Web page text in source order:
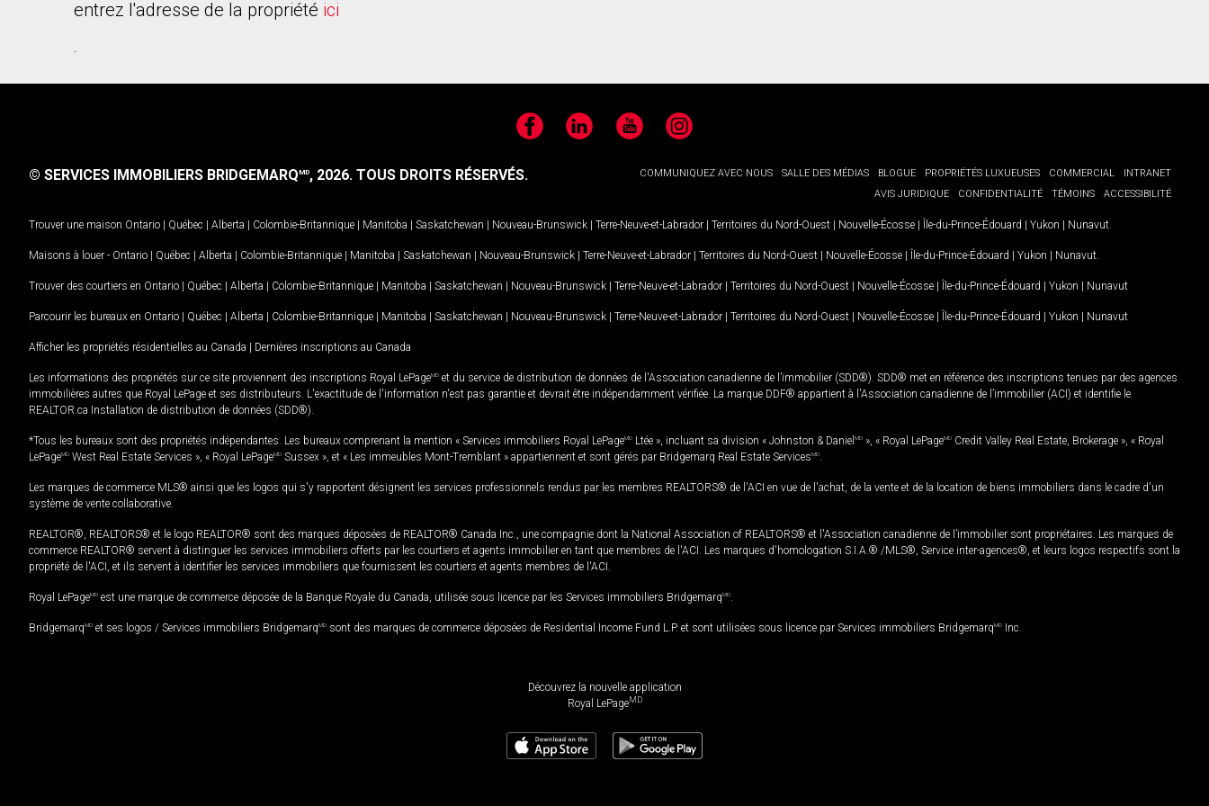
entrez l'adresse de la propriété ici
.
FacebookLinkedIn YouTubeInstagram
COMMUNIQUEZ AVEC NOUS SALLE DES MÉDIAS BLOGUE PROPRIÉTÉS LUXUEUSES COMMERCIAL
INTRANET
AVIS JURIDIQUE
CONFIDENTIALITÉ TÉMOINS ACCESSIBILITÉ
© SERVICES IMMOBILIERS BRIDGEMARQMD, 2026. TOUS DROITS RÉSERVÉS.
Trouver une maison Ontario | Québec | Alberta | Colombie-Britannique | Manitoba | Saskatchewan | Nouveau-Brunswick | Terre-Neuve-et-Labrador | Territoires du Nord-Ouest | Nouvelle-Écosse | Île-du-Prince-Édouard | Yukon | Nunavut
Maisons à louer - Ontario | Québec | Alberta | Colombie-Britannique | Manitoba | Saskatchewan | Nouveau-Brunswick | Terre-Neuve-et-Labrador | Territoires du Nord-Ouest | Nouvelle-Écosse | Île-du-Prince-Édouard | Yukon | Nunavut
Trouver des courtiers en Ontario | Québec | Alberta | Colombie-Britannique | Manitoba | Saskatchewan | Nouveau-Brunswick | Terre-Neuve-et-Labrador | Territoires du Nord-Ouest | Nouvelle-Écosse | Île-du-Prince-Édouard | Yukon | Nunavut
Parcourir les bureaux en Ontario | Québec | Alberta | Colombie-Britannique | Manitoba | Saskatchewan | Nouveau-Brunswick | Terre-Neuve-et-Labrador | Territoires du Nord-Ouest | Nouvelle-Écosse | Île-du-Prince-Édouard | Yukon | Nunavut
Afficher les propriétés résidentielles au Canada | Dernières inscriptions au Canada
Les informations des propriétés sur ce site proviennent des inscriptions Royal LePageMD et du service de distribution de données de l'Association canadienne de l’immobilier (SDD®). SDD® met en référence des inscriptions tenues par des agences
immobilières autres que Royal LePage et ses distributeurs. L'exactitude de l'information n'est pas garantie et devrait être indépendamment vérifiée. La marque DDF® appartient à l'Association canadienne de l’immobilier (ACI) et identifie le
REALTOR.ca Installation de distribution de données (SDD®).
*Tous les bureaux sont des propriétés indépendantes. Les bureaux comprenant la mention « Services immobiliers Royal LePageMD Ltée », incluant sa division « Johnston & Daniel MD », « Royal LePageMD Credit Valley Real Estate, Brokerage », « Royal
LePageMD West Real Estate Services », « Royal LePageMD Sussex », et « Les immeubles Mont-Tremblant » appartiennent et sont gérés par Bridgemarq Real Estate ServicesMD
Les marques de commerce MLS® ainsi que les logos qui s'y rapportent désignent les services professionnels rendus par les membres REALTORS® de l'ACI en vue de l'achat, de la vente et de la location de biens immobiliers dans le cadre d'un
système de vente collaborative.
REALTOR®, REALTORS® et le logo REALTOR® sont des marques déposées de REALTOR® Canada Inc., une compagnie dont la National Association of REALTORS® et l'Association canadienne de l’immobilier sont propriétaires. Les marques de
commerce REALTOR® servent à distinguer les services immobiliers offerts par les courtiers et agents immobilier en tant que membres de l'ACI. Les marques d'homologation S.I.A.® /MLS®, Service inter-agences®, et leurs logos respectifs sont la
propriété de l'ACI, et ils servent à identifier les services immobiliers que fournissent les courtiers et agents membres de l'ACI.
Royal LePageMD est une marque de commerce déposée de la Banque Royale du Canada, utilisée sous licence par les Services immobiliers BridgemarqMD
BridgemarqMD et ses logos / Services immobiliers BridgemarqMD sont des marques de commerce déposées de Residential Income Fund L.P. et sont utilisées sous licence par Services immobiliers BridgemarqMD Inc.
Découvrez la nouvelle application
Royal LePageMD